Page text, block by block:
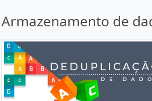
Armazenamento de